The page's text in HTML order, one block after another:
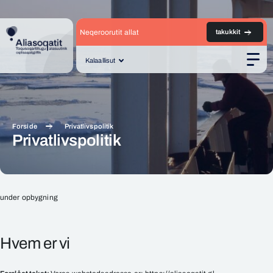
Kalaallisut
Neqeroorutit allat takukkit
Forside Privatlivspolitik
Privatlivspolitik
Privatlivspolitik
under opbygning
Hvem er vi